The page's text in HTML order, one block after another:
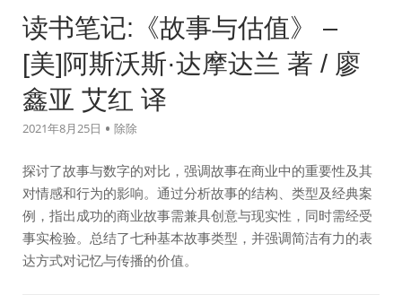
读书笔记:《故事与估值》 –
[美]阿斯沃斯·达摩达兰 著 / 廖
鑫亚 艾红 译
2021年8月25日 除除
探讨了故事与数字的对比，强调故事在商业中的重要性及其
对情感和行为的影响。通过分析故事的结构、类型及经典案
例，指出成功的商业故事需兼具创意与现实性，同时需经受
事实检验。总结了七种基本故事类型，并强调简洁有力的表
达方式对记忆与传播的价值。